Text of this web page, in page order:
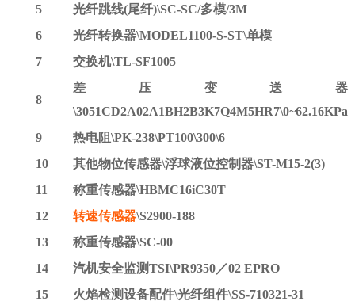
5
光纤跳线(尾纤)\SC-SC/多模/3M
6
光纤转换器\MODEL1100-S-ST\单模
7
交换机\TL-SF1005
8
差压变送器
\3051CD2A02A1BH2B3K7Q4M5HR7\0~62.16KPa
9
热电阻\PK-238\PT100\300\6
10
其他物位传感器\浮球液位控制器\ST-M15-2(3)
11
称重传感器\HBMC16iC30T
12
转速传感器\S2900-188
13
称重传感器\SC-00
14
汽机安全监测TSI\PR9350／02 EPRO
15
火焰检测设备配件\光纤组件\SS-710321-31